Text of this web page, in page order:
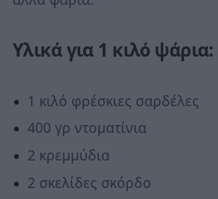
Υλικά για 1 κιλό ψάρια:
1 κιλό φρέσκιες σαρδέλες
400 γρ ντοματίνια
2 κρεμμύδια
2 σκελίδες σκόρδο